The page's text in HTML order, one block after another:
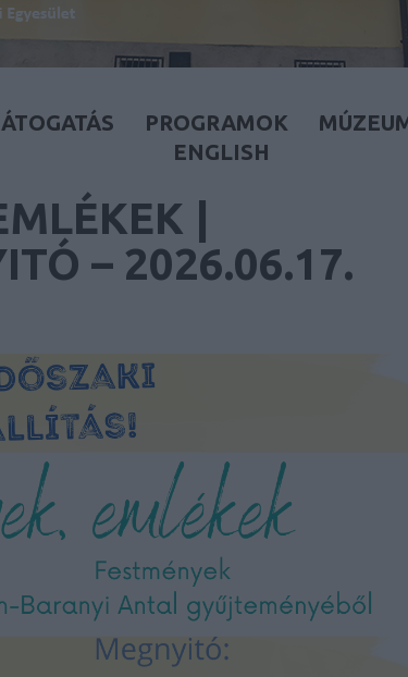
PROGRAMOK
ENGLISH
|
– 2026.06.17.